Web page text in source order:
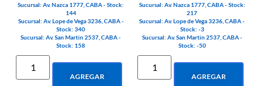
Sucursal: Av. Nazca 1777, CABA - Stock:
144
Sucursal: Av. Lope de Vega 3236, CABA -
Stock: 340
Sucursal: Av. San Martin 2537, CABA -
Stock: 158
AGREGAR
Sucursal: Av. Nazca 1777, CABA - Stock:
217
Sucursal: Av. Lope de Vega 3236, CABA -
Stock: -3
Sucursal: Av. San Martin 2537, CABA -
Stock: -50
AGREGAR